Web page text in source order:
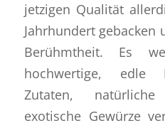
jetzigen Qualität
Jahrhundert
Berühmtheit. Es
hochwertige, edle
Zutaten,
exotische Gewürze